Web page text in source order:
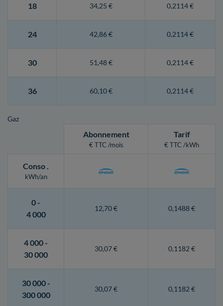
18 34,25 € 0,2114 €
24 42,86 € 0,2114 €
30 51,48 € 0,2114 €
36 60,10 € 0,2114 €
Gaz
Abonnement
€ TTC /mois
Tarif
€ TTC /kWh
Conso.
kWh/an
0 -
4 000
12,70 € 0,1488 €
4 000 -
30 000
30,07 € 0,1182 €
30 000 -
300 000
30,07 € 0,1182 €